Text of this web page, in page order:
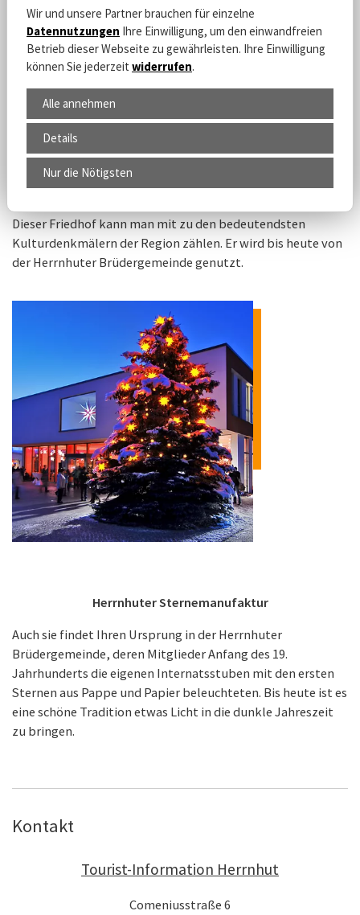
Gottesacker
Dieser Friedhof kann man mit zu den bedeutendsten
Kulturdenkmälern der Region zählen. Er wird bis heute von
der Herrnhuter Brüdergemeinde genutzt.
Herrnhuter Sternemanufaktur
Auch sie findet Ihren Ursprung in der Herrnhuter
Brüdergemeinde, deren Mitglieder Anfang des 19.
Jahrhunderts die eigenen Internatsstuben mit den ersten
Sternen aus Pappe und Papier beleuchteten. Bis heute ist es
eine schöne Tradition etwas Licht in die dunkle Jahreszeit
zu bringen.
Kontakt
Tourist-Information Herrnhut
Comeniusstraße 6
Wir und unsere Partner brauchen für einzelne
Datennutzungen Ihre Einwilligung, um den einwandfreien
Betrieb dieser Webseite zu gewährleisten. Ihre Einwilligung
können Sie jederzeit widerrufen.
Alle annehmen
Details
Nur die Nötigsten